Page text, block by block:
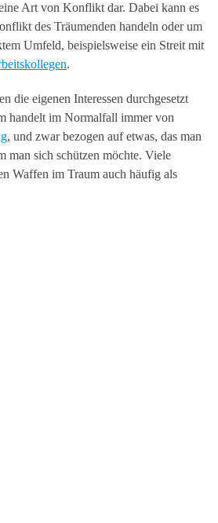
Art von Konflikt dar. Dabei kann es
des Träumenden handeln oder um
Umfeld, beispielsweise ein Streit mit
.
die eigenen Interessen durchgesetzt
handelt im Normalfall immer von
, und zwar bezogen auf etwas, das man
man sich schützen möchte. Viele
Waffen im Traum auch häufig als